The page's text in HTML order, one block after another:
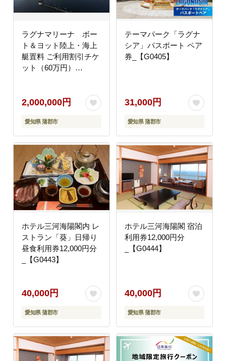
ラグナマリーナ ボー
ト＆ヨット陸上・海上
艇置料 ご利用割引チケ
ット（60万円）
2,000,000円
愛知県 蒲郡市
テーマパーク「ラグナ
シア」パスポート ペア
券_【G0405】
31,000円
愛知県 蒲郡市
ホテル三河海陽閣内 レ
ストラン「葵」日帰り
昼食利用券12,000円分
_【G0443】
40,000円
愛知県 蒲郡市
ホテル三河海陽閣 宿泊
利用券12,000円分
_【G0444】
40,000円
愛知県 蒲郡市